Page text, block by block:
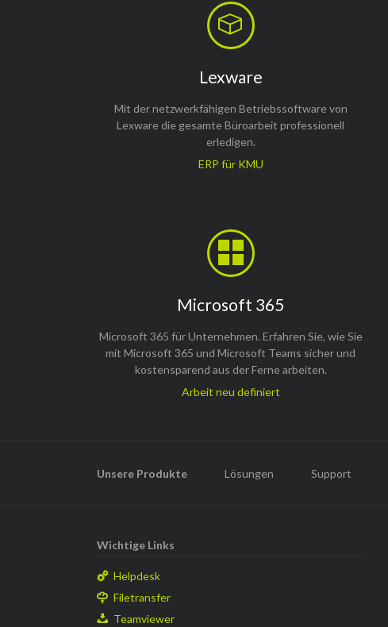
Lexware
Mit der netzwerkfähigen Betriebssoftware von
Lexware die gesamte Büroarbeit professionell
erledigen.
ERP für KMU
Microsoft 365
Microsoft 365 für Unternehmen. Erfahren Sie, wie Sie
mit Microsoft 365 und Microsoft Teams sicher und
kostensparend aus der Ferne arbeiten.
Arbeit neu definiert
Unsere Produkte Lösungen Support
Wichtige Links
Helpdesk
Filetransfer
Teamviewer